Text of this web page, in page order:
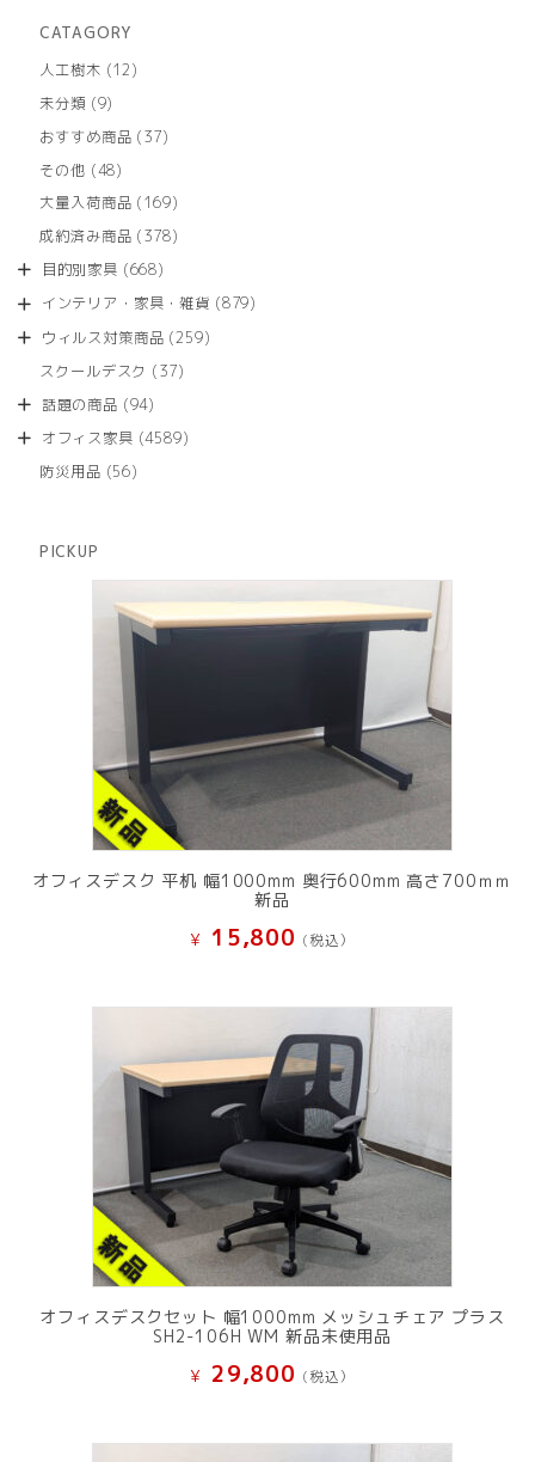
CATAGORY
人工樹木
1212
商
未分類 99
の
商
おすすめ商品 3737
商
その他 4848
の
商
大量入荷商品 169169
の
成約済み商品 378378
商
目的別家具 668668
の
商
インテリア・家具・雑貨 879879
ウィルス対策商品 259259
スクールデスク 3737
商
話題の商品 9494
の
オフィス家具 45894589
防災用品 5656
PICKUP
オフィスデスク 平机 幅1000mm 奥行600mm 高さ700ｍｍ
新品
¥ 15,800 (税込）
オフィスデスクセット 幅1000mm メッシュチェア プラス
SH2-106H WM 新品未使用品
¥ 29,800 (税込）